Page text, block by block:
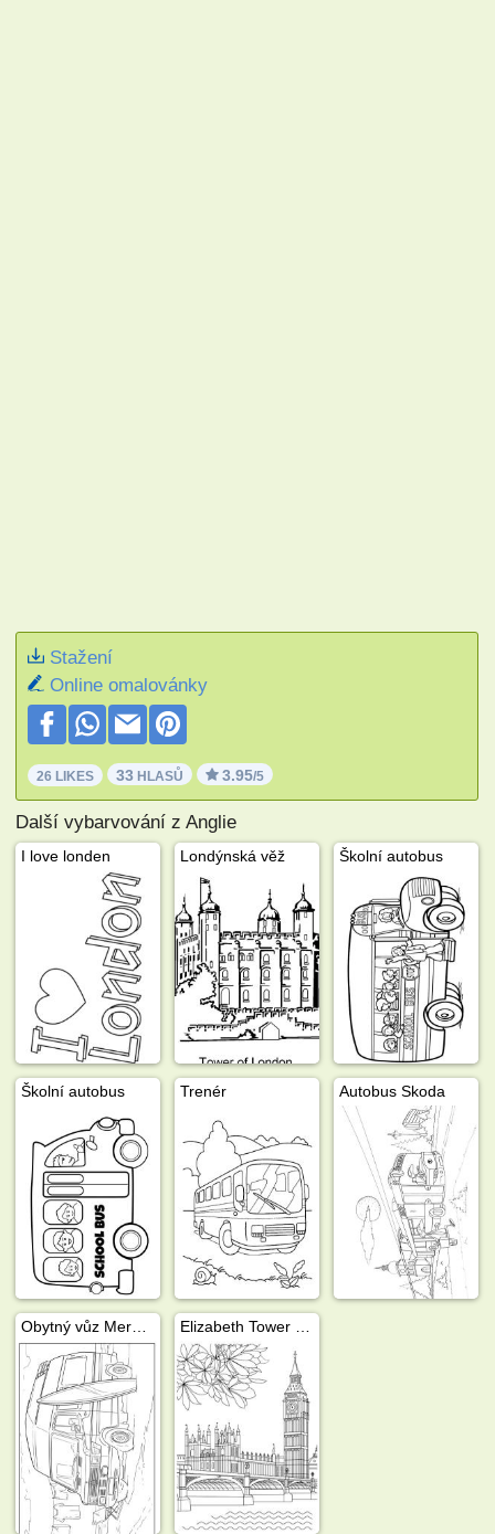
Stažení
Online omalovánky
26 LIKES 33 HLASŮ 3.95/5
Další vybarvování z Anglie
I love londen Londýnská věž Školní autobus
Školní autobus Trenér Autobus Skoda